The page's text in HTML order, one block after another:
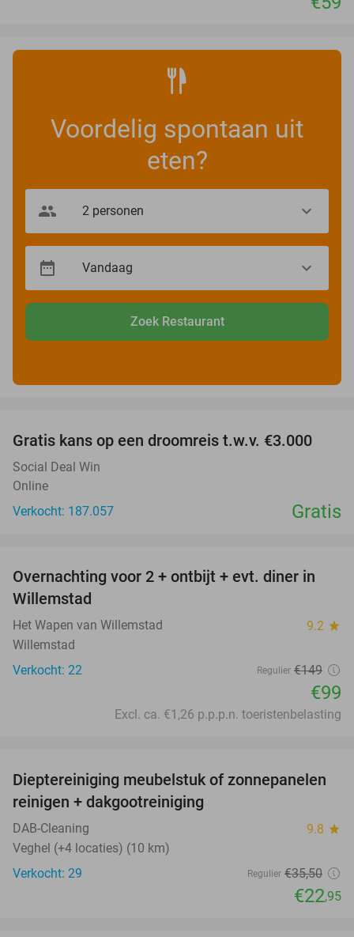
Voordelig spontaan uit
eten?
Zoek Restaurant
Gratis kans op een droomreis t.w.v. €3.000
Social Deal Win
Online
Verkocht: 187.057
Gratis
34%
Overnachting voor 2 + ontbijt + evt. diner in
Willemstad
Het Wapen van Willemstad 9.2 star
Willemstad
Verkocht: 22
Regulier €149
€99
Excl. ca. €1,26 p.p.p.n. toeristenbelasting
35%
Dieptereiniging meubelstuk of zonnepanelen
reinigen + dakgootreiniging
DAB-Cleaning 9.8 star
Veghel (+4 locaties) (10 km)
Verkocht: 29
Regulier €35,50
€22,95